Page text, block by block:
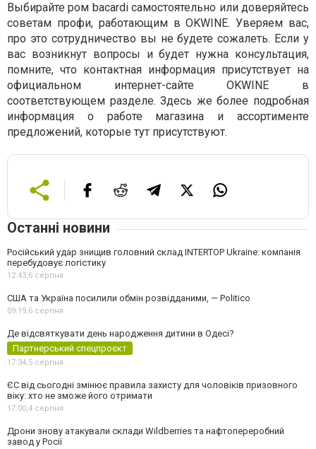
Выбирайте ром bacardi самостоятельно или доверяйтесь
советам профи, работающим в OKWINE. Уверяем вас,
про это сотрудничество вы не будете сожалеть. Если у
вас возникнут вопросы и будет нужна консультация,
помните, что контактная информация присутствует на
официальном интернет-сайте OKWINE в
соответствующем разделе. Здесь же более подробная
информация о работе магазина и ассортименте
предложений, которые тут присутствуют.
Останні новини
Російський удар знищив головний склад INTERTOP Ukraine: компанія
перебудовує логістику
12:43,6 серпня
США та Україна посилили обмін розвідданими, — Politico
09:19,6 серпня
Де відсвяткувати день народження дитини в Одесі?
Партнерський спецпроєкт
17:34,5 серпня
ЄС від сьогодні змінює правила захисту для чоловіків призовного
віку: хто не зможе його отримати
17:00,4 серпня
Дрони знову атакували склади Wildberries та нафтопереробний
завод у Росії